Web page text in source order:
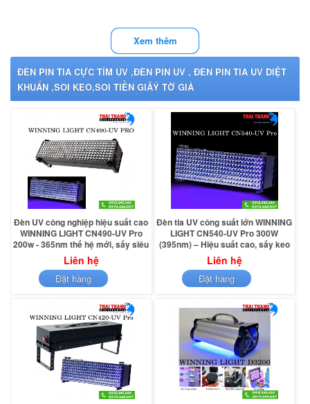
Xem thêm
ĐÈN PIN TIA CỰC TÍM UV ,ĐÈN PIN UV , ĐÈN PIN TIA UV DIỆT
KHUẨN ,SOI KEO,SOI TIỀN GIÂÝ TỜ GIẢ
Đèn UV công nghiệp hiệu suất cao
WINNING LIGHT CN490-UV Pro
200w - 365nm thế hệ mới, sấy siêu
tốc
Liên hệ
Đặt hàng
Đèn tia UV công suất lớn WINNING
LIGHT CN540-UV Pro 300W
(395nm) – Hiệu suất cao, sấy keo
UV siêu tốc chỉ 3–5 giây
Liên hệ
Đặt hàng